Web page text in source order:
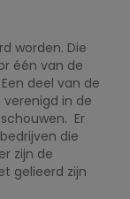
worden. Die
één van de
deel van de
in de
Er
die
zijn de
gelieerd zijn